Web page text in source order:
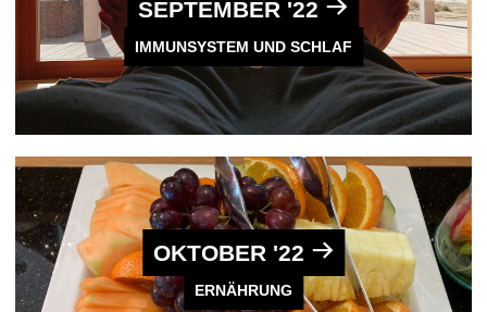
SEPTEMBER '22
IMMUNSYSTEM UND SCHLAF
OKTOBER '22
ERNÄHRUNG